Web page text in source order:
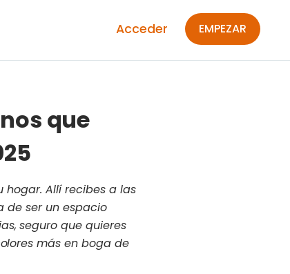
EMPEZAR
Acceder
que
hogar. Allí recibes a las
de ser un espacio
seguro que quieres
más en boga de